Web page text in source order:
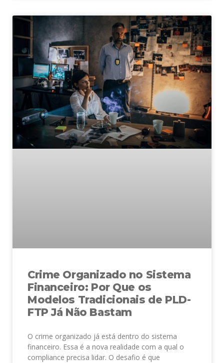
Crime Organizado no Sistema
Financeiro: Por Que os
Modelos Tradicionais de PLD-
FTP Já Não Bastam
O crime organizado já está dentro do sistema
financeiro. Essa é a nova realidade com a qual o
compliance precisa lidar. O desafio é que